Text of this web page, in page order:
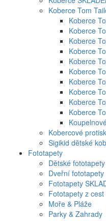
Koberce Tom
Koberce
Koberce
Koberce
Koberce
Koberce
Koberce
Koberce
Koberce
Koberce
Koberce
Kobercové
Sigikid dětské
Fototapety
Dětské fototapety
Dveřní fototapety
Fototapety
Fototapety z cest
Moře & Pláže
Parky & Zahrady